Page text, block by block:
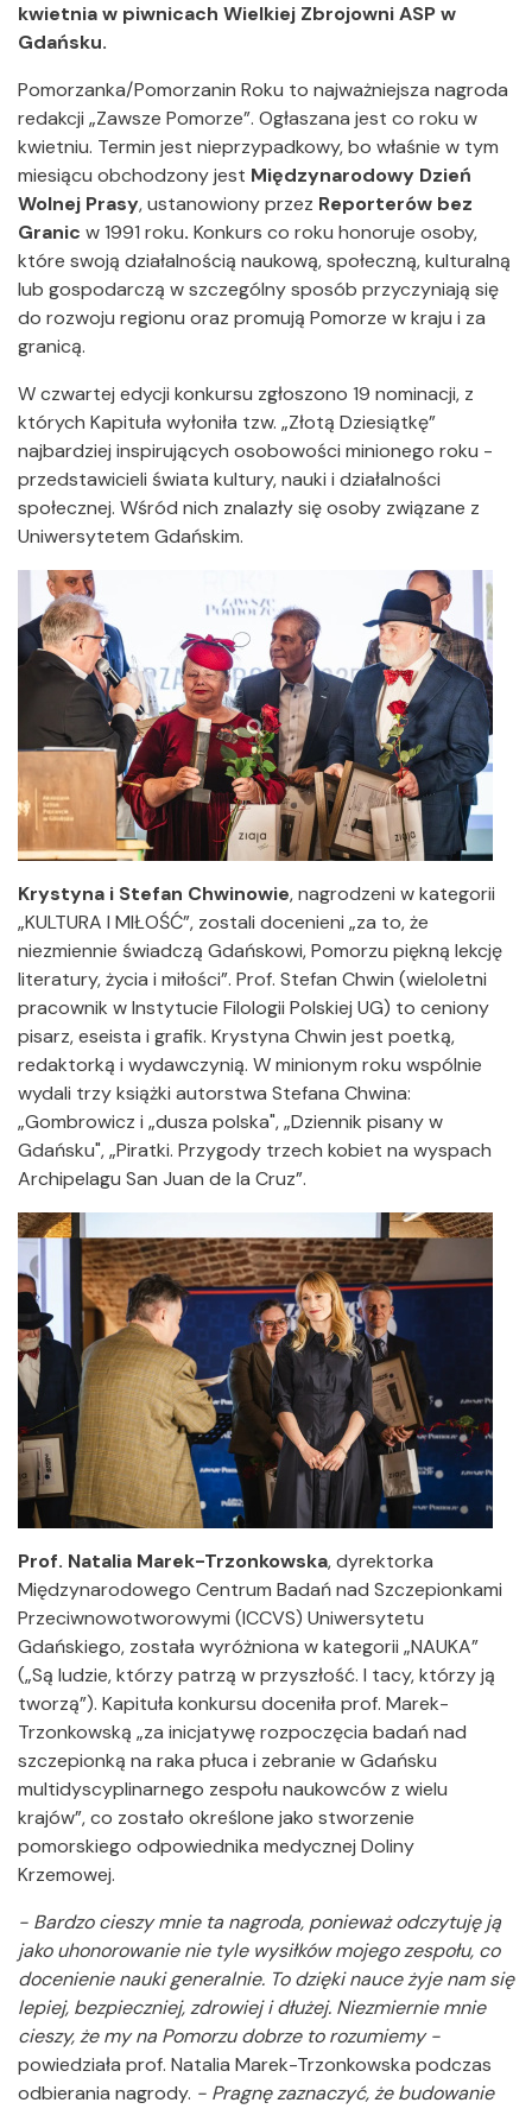
kwietnia w piwnicach Wielkiej Zbrojowni ASP w
Gdańsku.
Pomorzanka/Pomorzanin Roku to najważniejsza nagroda
redakcji „Zawsze Pomorze”. Ogłaszana jest co roku w
kwietniu. Termin jest nieprzypadkowy, bo właśnie w tym
miesiącu obchodzony jest Międzynarodowy Dzień
Wolnej Prasy, ustanowiony przez Reporterów bez
Granic w 1991 roku. Konkurs co roku honoruje osoby,
które swoją działalnością naukową, społeczną, kulturalną
lub gospodarczą w szczególny sposób przyczyniają się
do rozwoju regionu oraz promują Pomorze w kraju i za
granicą.
W czwartej edycji konkursu zgłoszono 19 nominacji, z
których Kapituła wyłoniła tzw. „Złotą Dziesiątkę”
najbardziej inspirujących osobowości minionego roku -
przedstawicieli świata kultury, nauki i działalności
społecznej. Wśród nich znalazły się osoby związane z
Uniwersytetem Gdańskim.
Krystyna i Stefan Chwinowie, nagrodzeni w kategorii
„KULTURA I MIŁOŚĆ”, zostali docenieni „za to, że
niezmiennie świadczą Gdańskowi, Pomorzu piękną lekcję
literatury, życia i miłości”. Prof. Stefan Chwin (wieloletni
pracownik w Instytucie Filologii Polskiej UG) to ceniony
pisarz, eseista i grafik. Krystyna Chwin jest poetką,
redaktorką i wydawczynią. W minionym roku wspólnie
wydali trzy książki autorstwa Stefana Chwina:
„Gombrowicz i „dusza polska", „Dziennik pisany w
Gdańsku", „Piratki. Przygody trzech kobiet na wyspach
Archipelagu San Juan de la Cruz”.
Prof. Natalia Marek-Trzonkowska, dyrektorka
Międzynarodowego Centrum Badań nad Szczepionkami
Przeciwnowotworowymi (ICCVS) Uniwersytetu
Gdańskiego, została wyróżniona w kategorii „NAUKA”
(„Są ludzie, którzy patrzą w przyszłość. I tacy, którzy ją
tworzą”). Kapituła konkursu doceniła prof. Marek-
Trzonkowską „za inicjatywę rozpoczęcia badań nad
szczepionką na raka płuca i zebranie w Gdańsku
multidyscyplinarnego zespołu naukowców z wielu
krajów”, co zostało określone jako stworzenie
pomorskiego odpowiednika medycznej Doliny
Krzemowej.
- Bardzo cieszy mnie ta nagroda, ponieważ odczytuję ją
jako uhonorowanie nie tyle wysiłków mojego zespołu, co
docenienie nauki generalnie. To dzięki nauce żyje nam się
lepiej, bezpieczniej, zdrowiej i dłużej. Niezmiernie mnie
cieszy, że my na Pomorzu dobrze to rozumiemy -
powiedziała prof. Natalia Marek-Trzonkowska podczas
odbierania nagrody. - Pragnę zaznaczyć, że budowanie